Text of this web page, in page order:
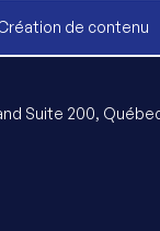
de contenu
Suite 200,